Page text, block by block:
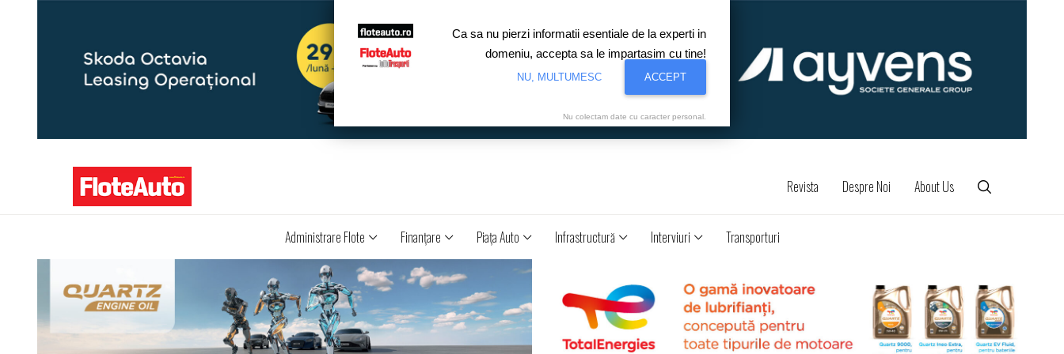
Revista Despre Noi About Us
Administrare Flote Finanţare Piaţa Auto Infrastructură Interviuri Transporturi
Ca sa nu pierzi informatii esentiale de la experti in
domeniu, accepta sa le impartasim cu tine!
NU, MULTUMESC ACCEPT
Nu colectam date cu caracter personal.